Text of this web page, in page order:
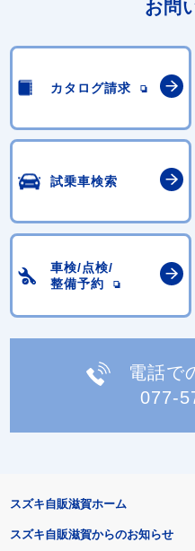
お問
カタログ請求
試乗車検索
車検/点検/
整備予約
電話で
077-
スズキ自販滋賀ホーム
スズキ自販滋賀からのお知らせ